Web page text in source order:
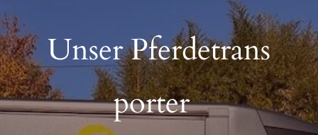
UnserPferdetrans
porter